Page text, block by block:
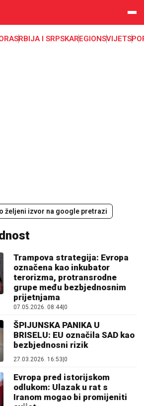
SRBIJA I SRPSKAREGIONSVIJET
željeni izvor na google pretrazi
Trampova strategija: Evropa
označena kao inkubator
terorizma, protransrodne
grupe među bezbjednosnim
prijetnjama
07.05.2026. 08:44 0
ŠPIJUNSKA PANIKA U
BRISELU: EU označila SAD kao
bezbjednosni rizik
27.03.2026. 16:53 0
Evropa pred istorijskom
odlukom: Ulazak u rat s
Iranom mogao bi promijeniti